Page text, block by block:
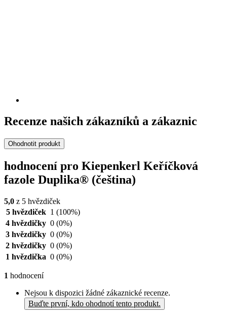
Recenze našich zákazníků a zákaznic
Ohodnotit produkt
hodnocení pro Kiepenkerl Keříčková
fazole Duplika® (čeština)
5,0 z 5 hvězdiček
5 hvězdiček 1 (100%)
4 hvězdičky 0 (0%)
3 hvězdičky 0 (0%)
2 hvězdičky 0 (0%)
1 hvězdička 0 (0%)
1 hodnocení
Nejsou k dispozici žádné zákaznické recenze.
Buďte první, kdo ohodnotí tento produkt.